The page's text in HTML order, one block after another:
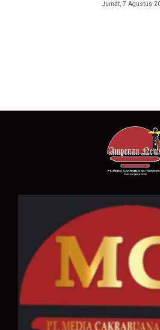
Jumat, 7 Agustus